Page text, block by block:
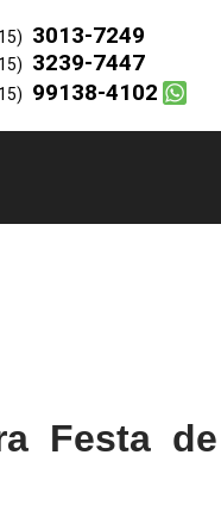
3013-7249
3239-7447
99138-4102
Festa de